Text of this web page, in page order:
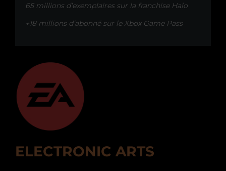
65 millions d’exemplaires sur la franchise Halo
+18 millions d’abonné sur le Xbox Game Pass
ELECTRONIC ARTS